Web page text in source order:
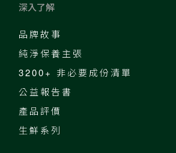
深入了解
品牌故事
純淨保養主張
3200+ 非必要成份清單
公益報告書
產品評價
生鮮系列